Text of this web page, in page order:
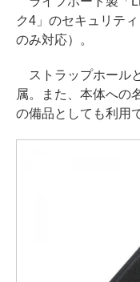
ク4」のセキュリテ
のみ対応）。
ストラップホール
属。また、本体への
の備品としても利用